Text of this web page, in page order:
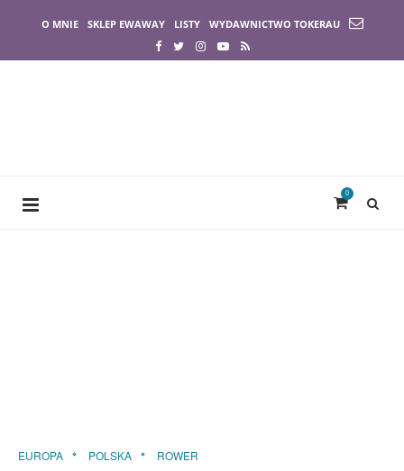
O MNIE SKLEP EWAWAY LISTY WYDAWNICTWO TOKERAU
0
EUROPA POLSKA ROWER